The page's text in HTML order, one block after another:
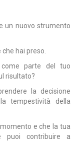
un nuovo strumento
hai preso.
parte del tuo
risultato?
la decisione
tempestività della
e che la tua
puoi contribuire a